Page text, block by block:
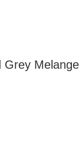
Grey Melange